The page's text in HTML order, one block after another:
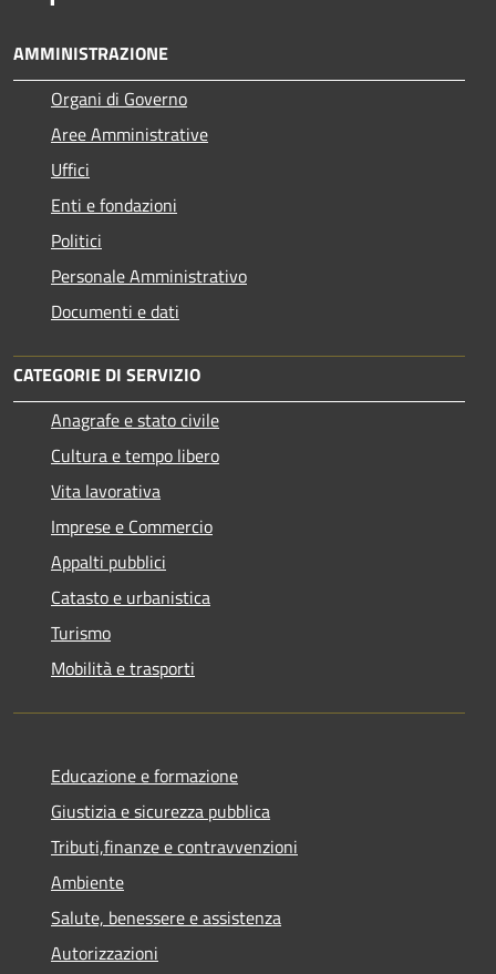
AMMINISTRAZIONE
Organi di Governo
Aree Amministrative
Uffici
Enti e fondazioni
Politici
Personale Amministrativo
Documenti e dati
CATEGORIE DI SERVIZIO
Anagrafe e stato civile
Cultura e tempo libero
Vita lavorativa
Imprese e Commercio
Appalti pubblici
Catasto e urbanistica
Turismo
Mobilità e trasporti
Educazione e formazione
Giustizia e sicurezza pubblica
Tributi,finanze e contravvenzioni
Ambiente
Salute, benessere e assistenza
Autorizzazioni